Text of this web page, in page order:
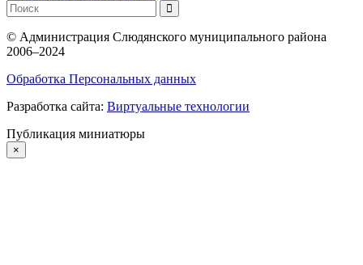
© Администрация Слюдянского муниципального района
2006–2024
Обработка Персональных данных
Разработка сайта: Виртуальные технологии
Публикация миниатюры
×